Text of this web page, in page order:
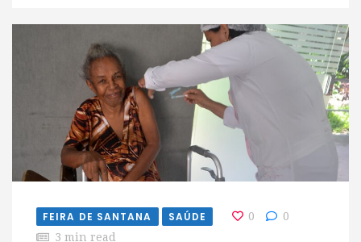
FEIRA DE SANTANA SAÚDE 0
0
3 min read